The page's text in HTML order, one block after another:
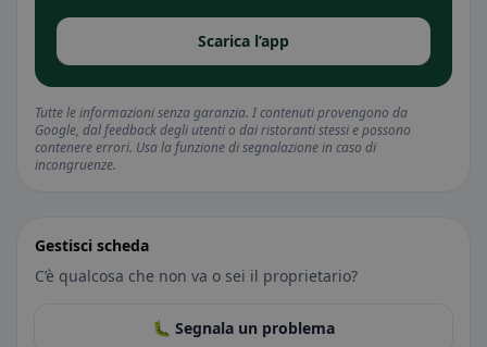
Scarica l’app
Tutte le informazioni senza garanzia. I contenuti provengono da
Google, dal feedback degli utenti o dai ristoranti stessi e possono
contenere errori. Usa la funzione di segnalazione in caso di
incongruenze.
Gestisci scheda
C’è qualcosa che non va o sei il proprietario?
🐛 Segnala un problema